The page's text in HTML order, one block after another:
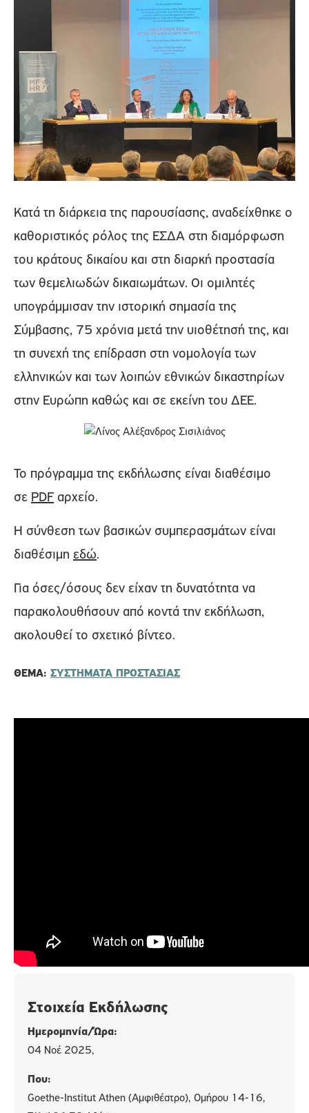
Κατά τη διάρκεια της παρουσίασης, αναδείχθηκε ο
καθοριστικός ρόλος της ΕΣΔΑ στη διαμόρφωση
του κράτους δικαίου και στη διαρκή προστασία
των θεμελιωδών δικαιωμάτων. Οι ομιλητές
υπογράμμισαν την ιστορική σημασία της
Σύμβασης, 75 χρόνια μετά την υιοθέτησή της, και
τη συνεχή της επίδραση στη νομολογία των
ελληνικών και των λοιπών εθνικών δικαστηρίων
στην Ευρώπη καθώς και σε εκείνη του ΔΕΕ.
Το πρόγραμμα της εκδήλωσης είναι διαθέσιμο
σε PDF αρχείο.
H σύνθεση των βασικών συμπερασμάτων είναι
διαθέσιμη εδώ.
Για όσες/όσους δεν είχαν τη δυνατότητα να
παρακολουθήσουν από κοντά την εκδήλωση,
ακολουθεί το σχετικό βίντεο.
ΘΈΜΑ: ΣΥΣΤΗΜΑΤΑ ΠΡΟΣΤΑΣΙΑΣ
Στοιχεία Εκδήλωσης
Ημερομηνία/Ώρα:
04 Νοέ 2025,
Που:
Goethe-Institut Athen (Αμφιθέατρο), Ομήρου 14-16,